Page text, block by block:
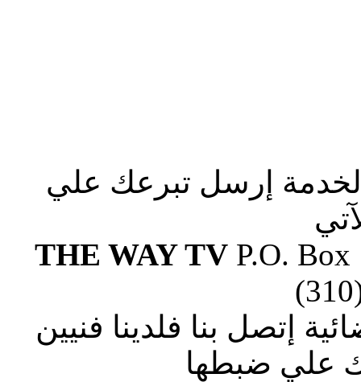
إرسل تبرعك علي
THE WAY TVP.O. Box
إتصل بنا فلدينا فنيين
علي ضبطها